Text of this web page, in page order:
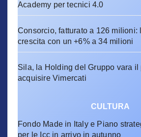
Academy per tecnici 4.0
Consorcio, fatturato a 126 milioni:
crescita con un +6% a 34 milioni
Sila, la Holding del Gruppo vara il
acquisire Vimercati
CULTURA
Fondo Made in Italy e Piano
per le Icc in arrivo in autunno